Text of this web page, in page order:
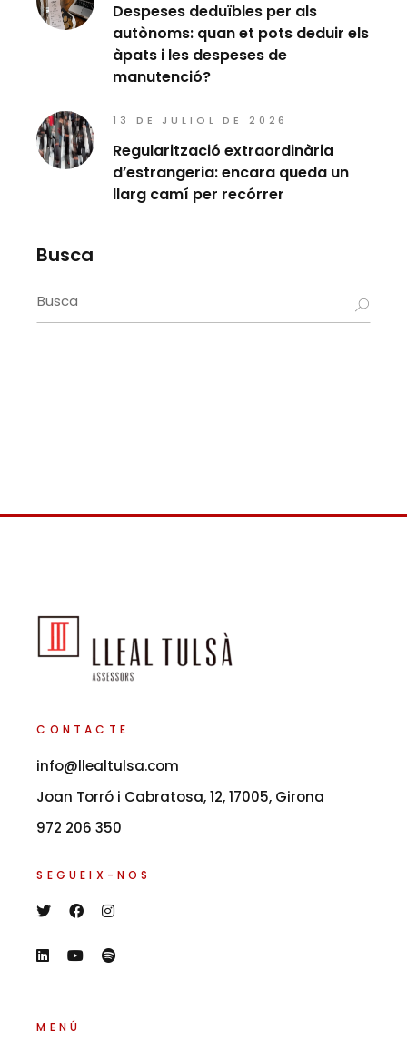
Despeses deduïbles per als
autònoms: quan et pots deduir els
àpats i les despeses de
manutenció?
13 DE JULIOL DE 2026
Regularització extraordinària
d’estrangeria: encara queda un
llarg camí per recórrer
Busca
Search
for:
CONTACTE
info@llealtulsa.com
Joan Torró i Cabratosa, 12, 17005, Girona
972 206 350
SEGUEIX-NOS
MENÚ